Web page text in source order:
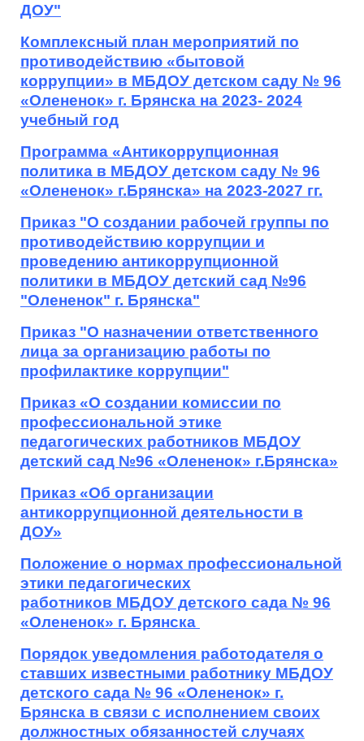
ДОУ"
Комплексный план мероприятий по
противодействию «бытовой
коррупции» в МБДОУ детском саду № 96
«Олененок» г. Брянска на 2023- 2024
учебный год
Программа «Антикоррупционная
политика в МБДОУ детском саду № 96
«Олененок» г.Брянска» на 2023-2027 гг.
Приказ "О создании рабочей группы по
противодействию коррупции и
проведению антикоррупционной
политики в МБДОУ детский сад №96
"Олененок" г. Брянска"
Приказ "О назначении ответственного
лица за организацию работы по
профилактике коррупции"
Приказ «О создании комиссии по
профессиональной этике
педагогических работников МБДОУ
детский сад №96 «Олененок» г.Брянска»
Приказ «Об организации
антикоррупционной деятельности в
ДОУ»
Положение о нормах профессиональной
этики педагогических
работников МБДОУ детского сада № 96
«Олененок» г. Брянска
Порядок уведомления работодателя о
ставших известными работнику МБДОУ
детского сада № 96 «Олененок» г.
Брянска в связи с исполнением своих
должностных обязанностей случаях